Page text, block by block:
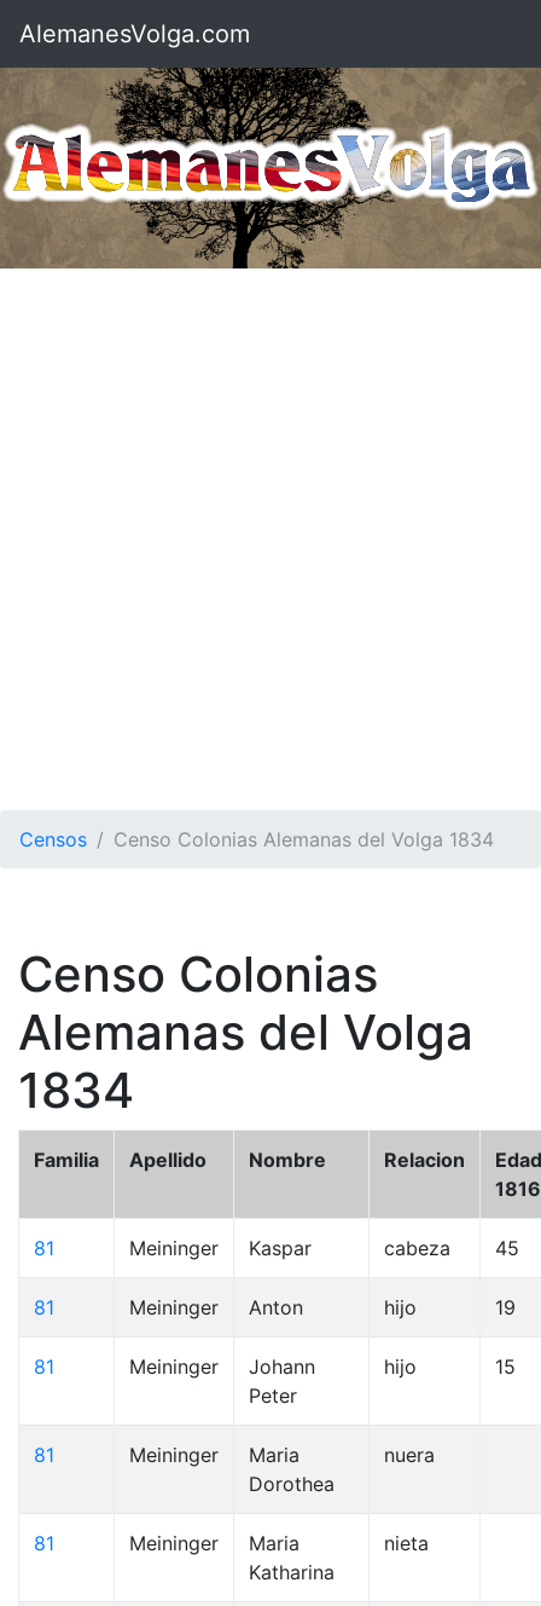
AlemanesVolga.com
Censos Censo Colonias Alemanas del Volga 1834
Censo Colonias
Alemanas del Volga
1834
Familia Apellido Nombre Relacion
Edad
1816
81 Meininger Kaspar cabeza 45
81 Meininger Anton hijo 19
81 Meininger
Johann
Peter
hijo 15
81 Meininger
Maria
Dorothea
nuera
81 Meininger
Maria
Katharina
nieta